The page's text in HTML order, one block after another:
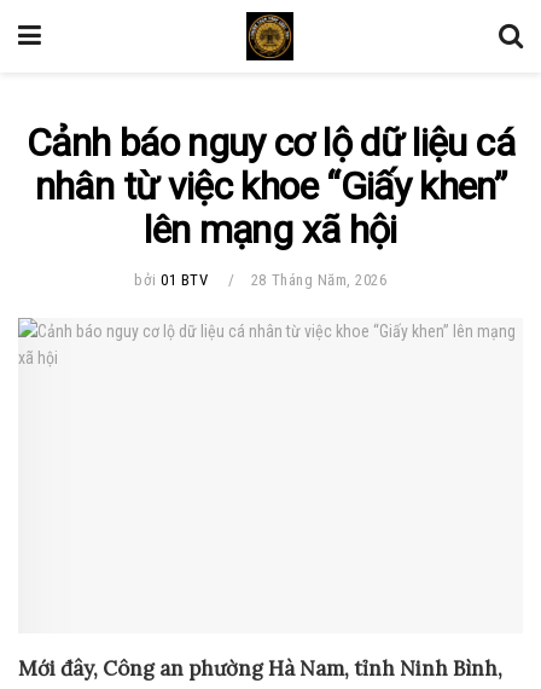
Cảnh báo nguy cơ lộ dữ liệu cá
nhân từ việc khoe “Giấy khen”
lên mạng xã hội
bởi 01 BTV 28 Tháng Năm, 2026
Mới đây, Công an phường Hà Nam, tỉnh Ninh Bình,